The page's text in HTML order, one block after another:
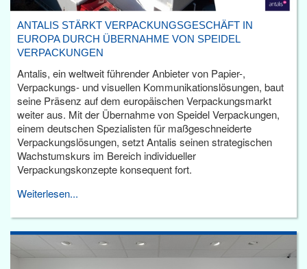
ANTALIS STÄRKT VERPACKUNGSGESCHÄFT IN
EUROPA DURCH ÜBERNAHME VON SPEIDEL
VERPACKUNGEN
Antalis, ein weltweit führender Anbieter von Papier-,
Verpackungs- und visuellen Kommunikationslösungen, baut
seine Präsenz auf dem europäischen Verpackungsmarkt
weiter aus. Mit der Übernahme von Speidel Verpackungen,
einem deutschen Spezialisten für maßgeschneiderte
Verpackungslösungen, setzt Antalis seinen strategischen
Wachstumskurs im Bereich individueller
Verpackungskonzepte konsequent fort.
Weiterlesen...